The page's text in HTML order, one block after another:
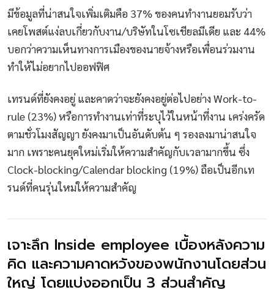
มีข้อมูลที่น่าสนใจเพิ่มเติมคือ 37% ของคนทำงานยอมรับว่า
เคยโพสต์แง่ลบเกี่ยวกับงาน/บริษัทในโซเชียลมีเดีย และ 44%
บอกว่าความเห็นทางการเมืองของนายจ้างหรือเพื่อนร่วมงาน
ทำให้ไม่อยากไปออฟฟิศ
เทรนด์ที่ยังคงอยู่ และคาดว่าจะยังคงอยู่ต่อไปอย่าง Work-to-
rule (23%) หรือการทำงานเท่าที่ระบุไว้ในหน้าที่งาน เคร่งครัด
ตามชั่วโมงสัญญา ยังคงมาเป็นอันดับต้น ๆ รองลงมาน่าสนใจ
มาก เพราะคนยุคใหม่เริ่มให้ความสำคัญกับเวลามากขึ้น ซึ่ง
Clock-blocking/Calendar blocking (19%) ถือเป็นอีกเท
รนด์ที่คนรุ่นใหม่ให้ความสำคัญ
เจาะลึก Inside employee เบื้องหลังความ
คิด และความคาดหวังของพนักงานโดยส่วน
ใหญ่ โดยแบ่งออกเป็น 3 ส่วนสำคัญ